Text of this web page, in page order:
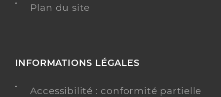
Dr Rizzi-Fraisse Patricia
Professionel de santé
Adresse
Avenue Albert Raimond, 42270 Saint-Priest-en-
Jarez
Plan du site
INFORMATIONS LÉGALES
Accessibilité : conformité partielle